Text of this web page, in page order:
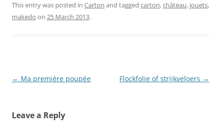
This entry was posted in Carton and tagged carton,château, jouets,
makedo on 25 March 2013.
Post
← Ma première poupée Flockfolie of strijkveloers →
Leave a Reply